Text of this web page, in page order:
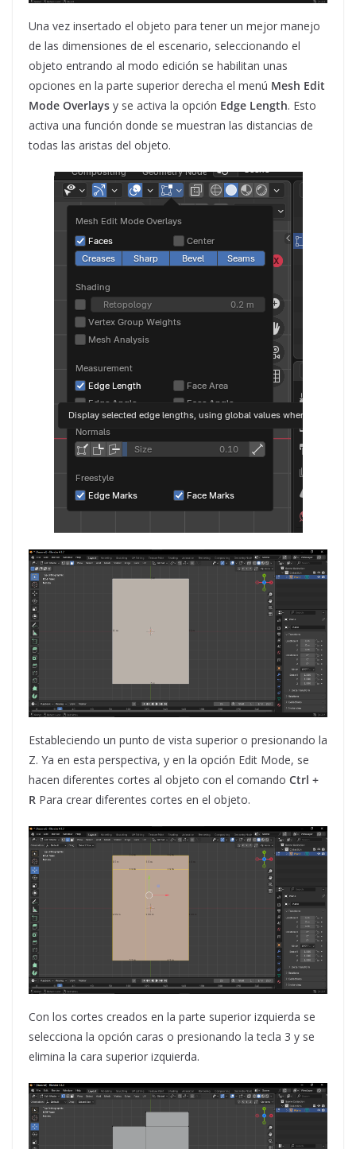
Una vez insertado el objeto para tener un mejor manejo
de las dimensiones de el escenario, seleccionando el
objeto entrando al modo edición se habilitan unas
opciones en la parte superior derecha el menú Mesh Edit
Mode Overlays y se activa la opción Edge Length. Esto
activa una función donde se muestran las distancias de
todas las aristas del objeto.
Estableciendo un punto de vista superior o presionando la
Z. Ya en esta perspectiva, y en la opción Edit Mode, se
hacen diferentes cortes al objeto con el comando Ctrl +
R Para crear diferentes cortes en el objeto.
Con los cortes creados en la parte superior izquierda se
selecciona la opción caras o presionando la tecla 3 y se
elimina la cara superior izquierda.